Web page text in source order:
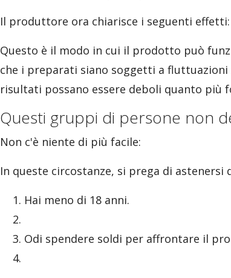
Il produttore ora chiarisce i seguenti effetti:
Questo è il modo in cui il prodotto può
che i preparati siano soggetti a fluttuazioni
risultati possano essere deboli quanto più
Questi gruppi di persone non
Non c'è niente di più facile:
In queste circostanze, si prega di
Hai meno di 18 anni.
Odi spendere soldi per affrontare il